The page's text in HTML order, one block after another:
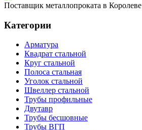
Поставщик металлопроката в Королеве
Категории
Арматура
Квадрат стальной
Круг стальной
Полоса стальная
Уголок стальной
Швеллер стальной
Трубы профильные
Двутавр
Трубы бесшовные
Трубы ВГП